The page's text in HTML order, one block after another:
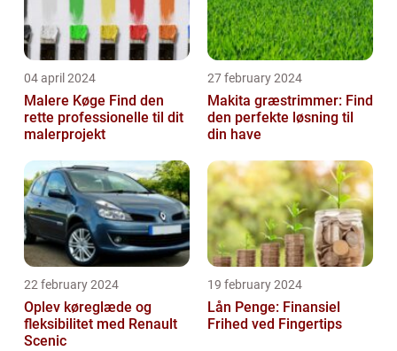
04 april 2024
Malere Køge Find den
rette professionelle til dit
malerprojekt
27 february 2024
Makita græstrimmer: Find
den perfekte løsning til
din have
22 february 2024
Oplev køreglæde og
fleksibilitet med Renault
Scenic
19 february 2024
Lån Penge: Finansiel
Frihed ved Fingertips